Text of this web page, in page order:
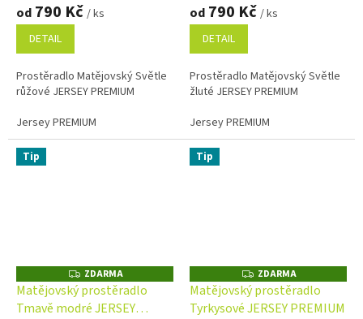
od 790 Kč / ks
DETAIL
Prostěradlo Matějovský Světle
růžové JERSEY PREMIUM
Jersey PREMIUM
od 790 Kč / ks
DETAIL
Prostěradlo Matějovský Světle
žluté JERSEY PREMIUM
Jersey PREMIUM
Tip
Z
D
A
R
ZDARMA
Matějovský prostěradlo
Tmavě modré JERSEY
Tip
Z
D
A
R
ZDARMA
Matějovský prostěradlo
Tyrkysové JERSEY PREMIUM